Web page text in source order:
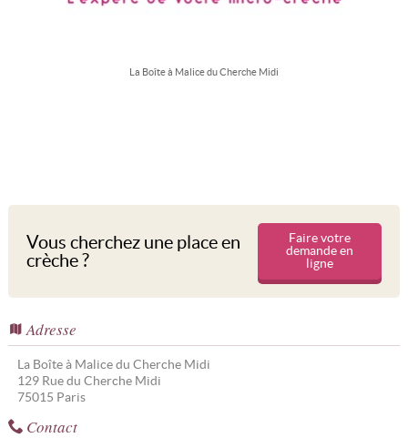
La Boîte à Malice du Cherche Midi
Vous cherchez une place en
crèche ?
Faire votre
demande en
ligne
Adresse
La Boîte à Malice du Cherche Midi
129 Rue du Cherche Midi
75015 Paris
Contact